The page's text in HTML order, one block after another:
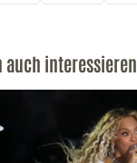
auch interessieren